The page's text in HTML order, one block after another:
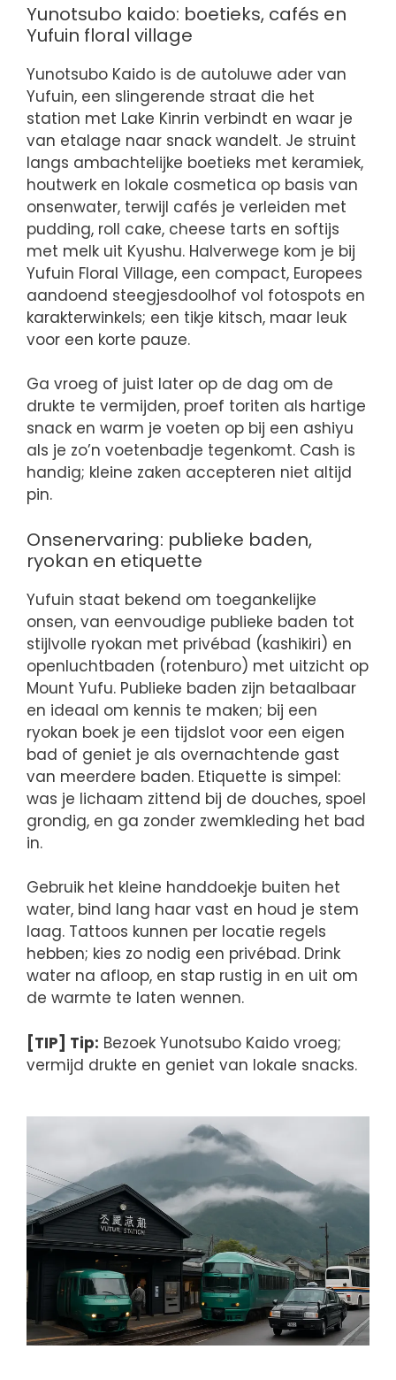
Yunotsubo kaido: boetieks, cafés en
Yufuin floral village
Yunotsubo Kaido is de autoluwe ader van
Yufuin, een slingerende straat die het
station met Lake Kinrin verbindt en waar je
van etalage naar snack wandelt. Je struint
langs ambachtelijke boetieks met keramiek,
houtwerk en lokale cosmetica op basis van
onsenwater, terwijl cafés je verleiden met
pudding, roll cake, cheese tarts en softijs
met melk uit Kyushu. Halverwege kom je bij
Yufuin Floral Village, een compact, Europees
aandoend steegjesdoolhof vol fotospots en
karakterwinkels; een tikje kitsch, maar leuk
voor een korte pauze.
Ga vroeg of juist later op de dag om de
drukte te vermijden, proef toriten als hartige
snack en warm je voeten op bij een ashiyu
als je zo’n voetenbadje tegenkomt. Cash is
handig; kleine zaken accepteren niet altijd
pin.
Onsenervaring: publieke baden,
ryokan en etiquette
Yufuin staat bekend om toegankelijke
onsen, van eenvoudige publieke baden tot
stijlvolle ryokan met privébad (kashikiri) en
openluchtbaden (rotenburo) met uitzicht op
Mount Yufu. Publieke baden zijn betaalbaar
en ideaal om kennis te maken; bij een
ryokan boek je een tijdslot voor een eigen
bad of geniet je als overnachtende gast
van meerdere baden. Etiquette is simpel:
was je lichaam zittend bij de douches, spoel
grondig, en ga zonder zwemkleding het bad
in.
Gebruik het kleine handdoekje buiten het
water, bind lang haar vast en houd je stem
laag. Tattoos kunnen per locatie regels
hebben; kies zo nodig een privébad. Drink
water na afloop, en stap rustig in en uit om
de warmte te laten wennen.
[TIP] Tip: Bezoek Yunotsubo Kaido vroeg;
vermijd drukte en geniet van lokale snacks.